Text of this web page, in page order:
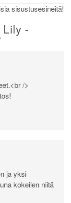
sisustusesineitä!
Lily -
/>
ja yksi
kokeilen niitä